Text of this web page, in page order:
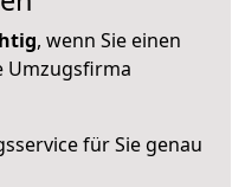
, wenn Sie einen
Umzugsfirma
für Sie genau